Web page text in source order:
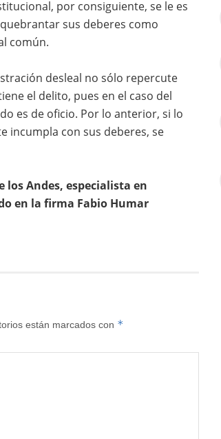
por consiguiente, se le es
sus deberes como
común.
desleal no sólo repercute
el delito, pues en el caso del
es de oficio. Por lo anterior, si lo
incumpla con sus deberes, se
los Andes, especialista en
en la firma Fabio Humar
están marcados con *